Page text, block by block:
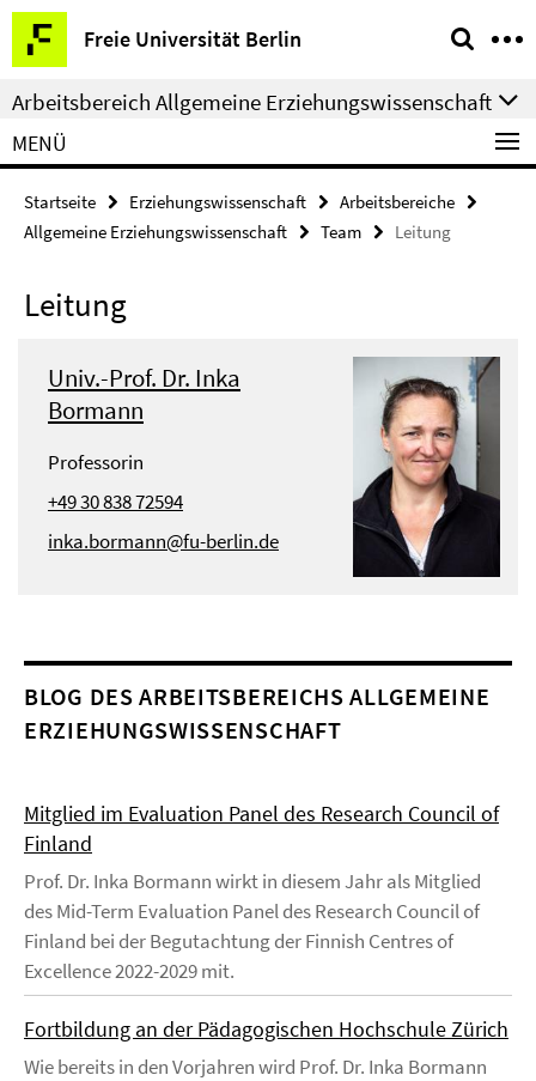
Springe
direkt
zu
Inhalt
Freie Universität Berlin
Service-
Navigation
Arbeitsbereich Allgemeine Erziehungswissenschaft
MENÜ
Startseite Erziehungswissenschaft
Arbeitsbereiche
Allgemeine Erziehungswissenschaft
Team Leitung
Leitung
Univ.-Prof. Dr. Inka
Bormann
Professorin
+49 30 838 72594
inka.bormann@fu-berlin.de
BLOG DES ARBEITSBEREICHS ALLGEMEINE
ERZIEHUNGSWISSENSCHAFT
Mitglied im Evaluation Panel des Research Council of
Finland
Prof. Dr. Inka Bormann wirkt in diesem Jahr als Mitglied
des Mid-Term Evaluation Panel des Research Council of
Finland bei der Begutachtung der Finnish Centres of
Excellence 2022-2029 mit.
Fortbildung an der Pädagogischen Hochschule Zürich
Wie bereits in den Vorjahren wird Prof. Dr. Inka Bormann